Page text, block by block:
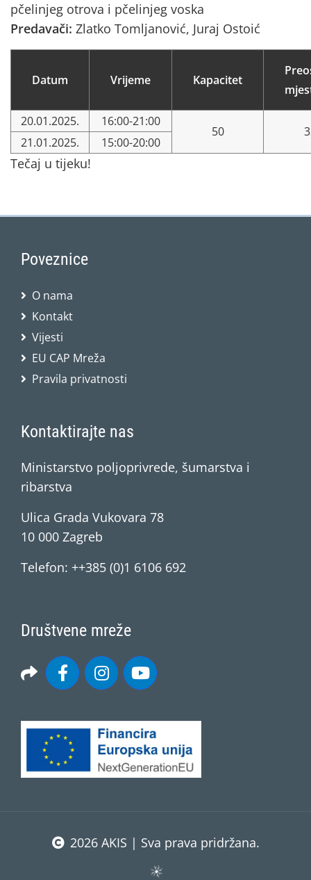
pčelinjeg otrova i pčelinjeg voska
Predavači: Zlatko Tomljanović, Juraj Ostoić
Datum Vrijeme Kapacitet
20.01.2025. 16:00-21:00
50
21.01.2025. 15:00-20:00
Tečaj u tijeku!
Poveznice
O nama
Kontakt
Vijesti
EU CAP Mreža
Pravila privatnosti
Kontaktirajte nas
Ministarstvo poljoprivrede, šumarstva i
ribarstva
Ulica Grada Vukovara 78
10 000 Zagreb
Telefon: ++385 (0)1 6106 692
Društvene mreže
2026 AKIS | Sva prava pridržana.